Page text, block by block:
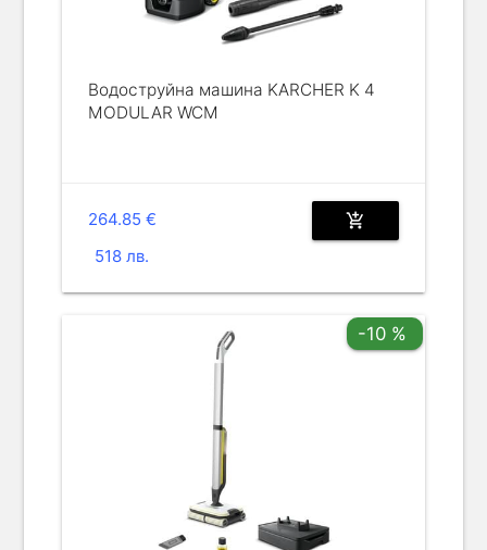
Водоструйна машина KARCHER K 4
MODULAR WCM
264.85 €
518 лв.
add_shopping_cart
-10 %